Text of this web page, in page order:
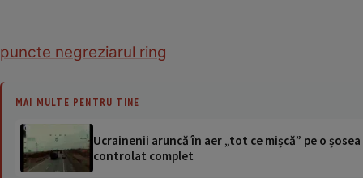
puncte negreziarul ring
MAI MULTE PENTRU TINE
Ucrainenii aruncă în aer „tot ce mișcă” pe o
controlat complet